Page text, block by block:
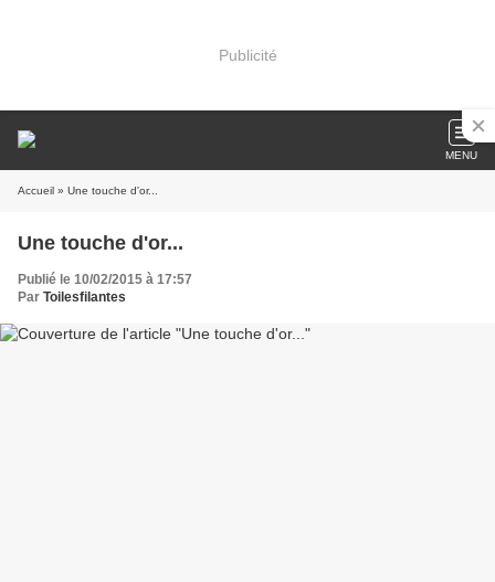
Publicité
MENU
Accueil » Une touche d'or...
Une touche d'or...
Publié le 10/02/2015 à 17:57
Par Toilesfilantes